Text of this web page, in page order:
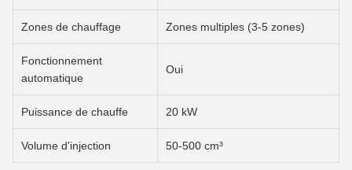
Zones de chauffage Zones multiples (3-5 zones)
Fonctionnement
automatique
Oui
Puissance de chauffe 20 kW
Volume d'injection 50-500 cm³